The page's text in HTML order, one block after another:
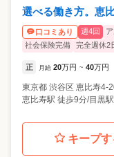
選べる働き方。恵
口コミあり 週4回
社会保険完備
完全週休2
正 月給 20万円 ~ 40万円
東京都 渋谷区 恵比寿4-
恵比寿駅 徒歩9分/目黒
キープす